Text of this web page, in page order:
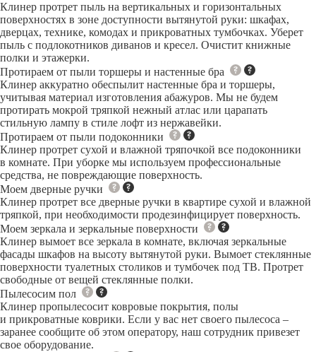
Клинер протрет пыль на вертикальных и горизонтальных
поверхностях в зоне доступности вытянутой руки: шкафах,
дверцах, технике, комодах и прикроватных тумбочках. Уберет
пыль с подлокотников диванов и кресел. Очистит книжные
полки и этажерки.
Протираем от пыли торшеры и настенные бра
Клинер аккуратно обеспылит настенные бра и торшеры,
учитывая материал изготовления абажуров. Мы не будем
протирать мокрой тряпкой нежный атлас или царапать
стильную лампу в стиле лофт из нержавейки.
Протираем от пыли подоконники
Клинер протрет сухой и влажной тряпочкой все подоконники
в комнате. При уборке мы используем профессиональные
средства, не повреждающие поверхность.
Моем дверные ручки
Клинер протрет все дверные ручки в квартире сухой и влажной
тряпкой, при необходимости продезинфицирует поверхность.
Моем зеркала и зеркальные поверхности
Клинер вымоет все зеркала в комнате, включая зеркальные
фасады шкафов на высоту вытянутой руки. Вымоет стеклянные
поверхности туалетных столиков и тумбочек под ТВ. Протрет
свободные от вещей стеклянные полки.
Пылесосим пол
Клинер пропылесосит ковровые покрытия, полы
и прикроватные коврики. Если у вас нет своего пылесоса –
заранее сообщите об этом оператору, наш сотрудник привезет
свое оборудование.